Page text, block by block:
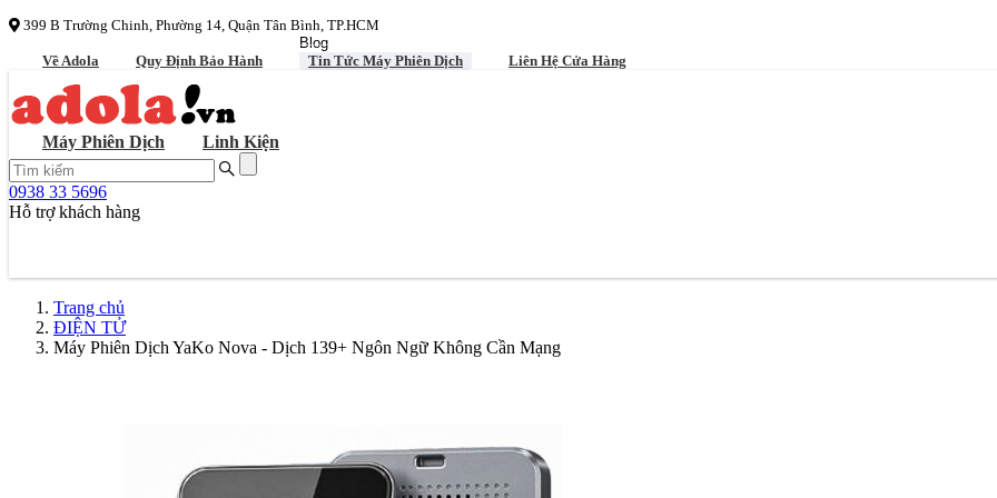
399 B Trường Chinh, Phường 14, Quận Tân Bình, TP.HCM
Về Adola Quy Định Bảo Hành
Blog
Tin Tức Máy Phiên Dịch
Liên Hệ Cửa Hàng
Máy Phiên Dịch Linh Kiện
0938 33 5696
Hỗ trợ khách hàng
Trang chủ
ĐIỆN TỬ
Máy Phiên Dịch YaKo Nova - Dịch 139+ Ngôn Ngữ Không Cần Mạng